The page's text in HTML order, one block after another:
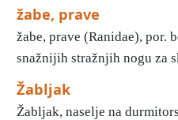
žabe, prave
žabe, prave (Ranidae), por.
snažnijih stražnjih nogu za
Žabljak
Žabljak, naselje na